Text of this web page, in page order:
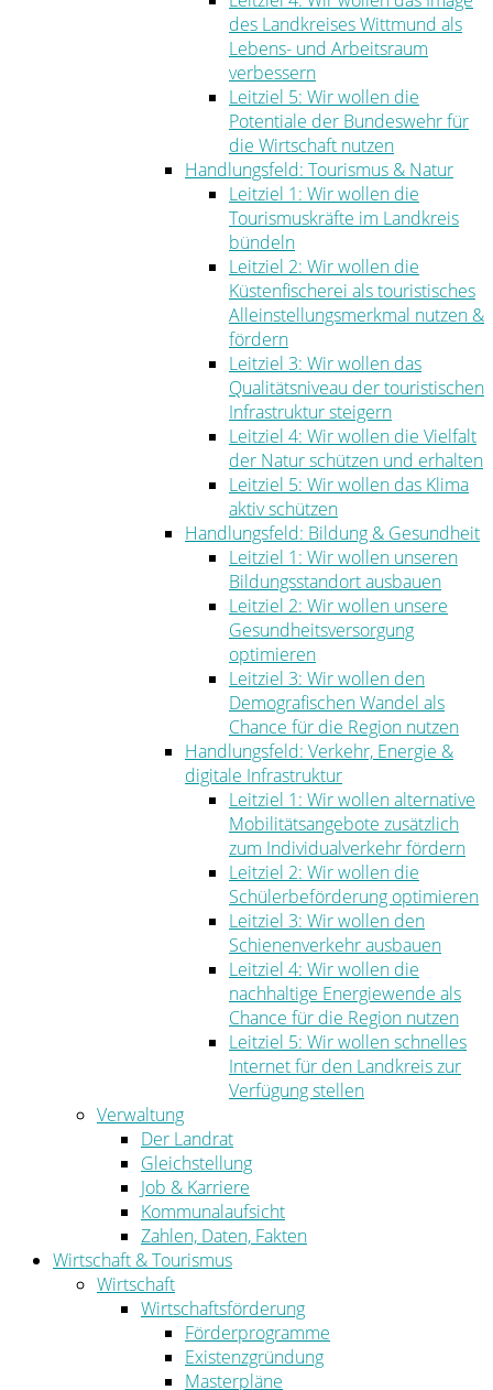
des Landkreises Wittmund als
Lebens- und Arbeitsraum
verbessern
Leitziel 5: Wir wollen die
Potentiale der Bundeswehr für
die Wirtschaft nutzen
Handlungsfeld: Tourismus & Natur
Leitziel 1: Wir wollen die
Tourismuskräfte im Landkreis
bündeln
Leitziel 2: Wir wollen die
Küstenfischerei als touristisches
Alleinstellungsmerkmal nutzen &
fördern
Leitziel 3: Wir wollen das
Qualitätsniveau der touristischen
Infrastruktur steigern
Leitziel 4: Wir wollen die Vielfalt
der Natur schützen und erhalten
Leitziel 5: Wir wollen das Klima
aktiv schützen
Handlungsfeld: Bildung & Gesundheit
Leitziel 1: Wir wollen unseren
Bildungsstandort ausbauen
Leitziel 2: Wir wollen unsere
Gesundheitsversorgung
optimieren
Leitziel 3: Wir wollen den
Demografischen Wandel als
Chance für die Region nutzen
Handlungsfeld: Verkehr, Energie &
digitale Infrastruktur
Leitziel 1: Wir wollen alternative
Mobilitätsangebote zusätzlich
zum Individualverkehr fördern
Leitziel 2: Wir wollen die
Schülerbeförderung optimieren
Leitziel 3: Wir wollen den
Schienenverkehr ausbauen
Leitziel 4: Wir wollen die
nachhaltige Energiewende als
Chance für die Region nutzen
Leitziel 5: Wir wollen schnelles
Internet für den Landkreis zur
Verfügung stellen
Verwaltung
Der Landrat
Gleichstellung
Job & Karriere
Kommunalaufsicht
Zahlen, Daten, Fakten
Wirtschaft & Tourismus
Wirtschaft
Wirtschaftsförderung
Förderprogramme
Existenzgründung
Masterpläne